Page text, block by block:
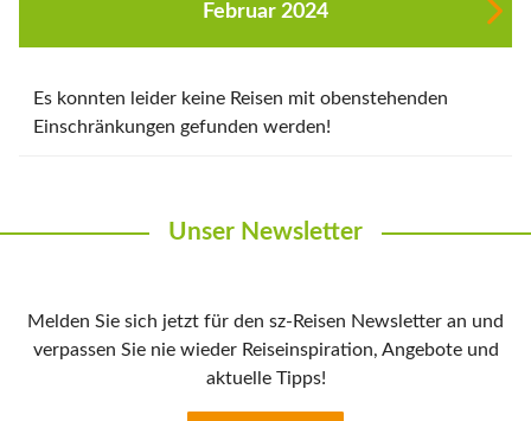
Februar 2024
Es konnten leider keine Reisen mit obenstehenden
Einschränkungen gefunden werden!
Unser Newsletter
Melden Sie sich jetzt für den sz-Reisen Newsletter an und
verpassen Sie nie wieder Reiseinspiration, Angebote und
aktuelle Tipps!